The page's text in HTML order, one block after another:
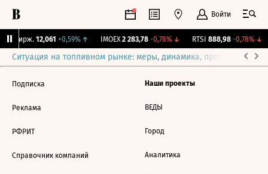
Войти
Бирж. 12,061 +0,59%↑ IMOEX 2 283,78 -0,78%↓ RTSI 888,98 -0,78%↓
Ситуация на топливном рынке: меры, динамика, прогнозы
Подписка
Реклама
РФРИТ
Справочник компаний
Наши проекты
ВЕДЫ
Город
Аналитика